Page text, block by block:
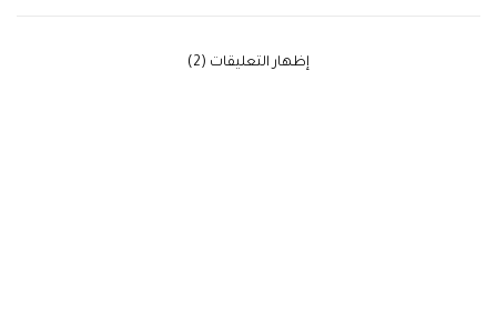
‫إظهار التعليقات (2)